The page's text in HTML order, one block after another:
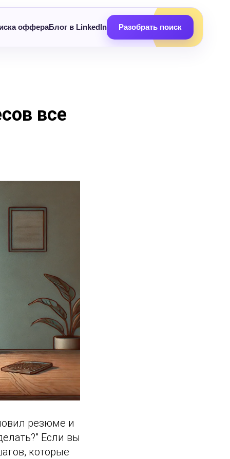
оффераБлог в LinkedIn Разобрать поиск
все
резюме и
Если вы
которые